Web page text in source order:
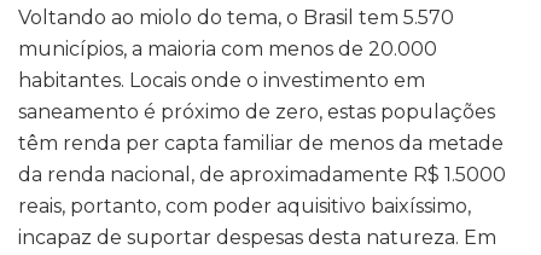
Voltando ao miolo do tema, o Brasil tem 5.570
municípios, a maioria com menos de 20.000
habitantes. Locais onde o investimento em
saneamento é próximo de zero, estas populações
têm renda per capta familiar de menos da metade
da renda nacional, de aproximadamente R$ 1.5000
reais, portanto, com poder aquisitivo baixíssimo,
incapaz de suportar despesas desta natureza. Em